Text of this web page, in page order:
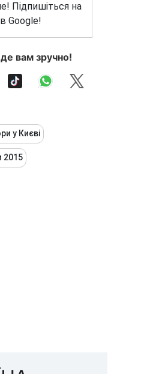
Підпишіться на
Google!
вам зручно!
у Києві
2015